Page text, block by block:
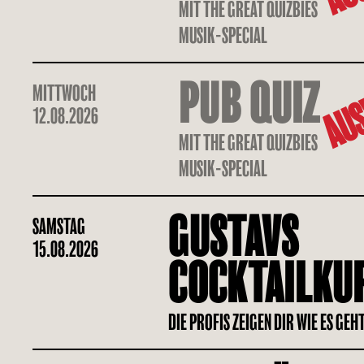
MIT THE GREAT QUIZBIES
MUSIK-SPECIAL
MITTWOCH
12.08.2026
PUB QUIZ
MIT THE GREAT QUIZBIES
MUSIK-SPECIAL
SAMSTAG
15.08.2026
GUSTAVS
DIE PROFIS ZEIGEN DIR WIE ES